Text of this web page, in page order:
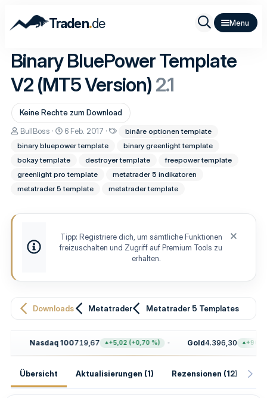
Traden.de
Binary BluePower Template
V2 (MT5 Version) 2.1
Keine Rechte zum Download
A
t
o
BullBoss
D
t
u
E
r
e
l
u
n
6 Feb. 2017
l
g
w
t
binäre optionen template
binary bluepower template
binary greenlight template
bokay template
destroyer template
freepower template
greenlight pro template
metatrader 5 indikatoren
metatrader 5 template
metatrader template
Tipp: Registriere dich, um sämtliche Funktionen
freizuschalten und Zugriff auf Premium Tools zu
erhalten.
Downloads Metatrader Metatrader 5 Templates
Nasdaq 100719,67 +5,02 (+0,70 %) Gold4.396,30 +96,70
Übersicht Aktualisierungen (1) Rezensionen (12)